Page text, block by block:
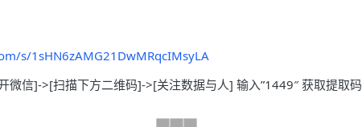
s/1sHN6zAMG21DwMRqcIMsyLA
微信]->[扫描下方二维码]->[关注数据与人] 输入”1449″ 获取提取码